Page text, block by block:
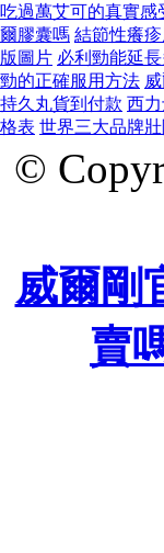
吃過萬艾可的真實感
爾膠囊嗎 結節性癢
版圖片 必利勁能延長
勁的正確服用方法
持久丸貨到付款 西
格表 世界三大品牌壯
©
威爾剛
賣